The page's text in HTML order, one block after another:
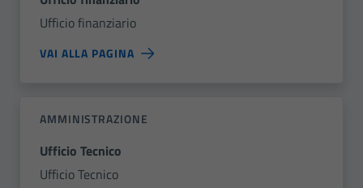
Ufficio finanziario
VAI ALLA PAGINA
AMMINISTRAZIONE
Ufficio Tecnico
Ufficio Tecnico